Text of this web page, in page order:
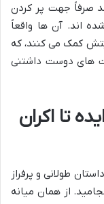
صرفاً جهت پر کردن
اند. آن ها واقعاً
کمک می کنند، که
های دوست داشتنی
تا اکران
طولانی و پرفراز
از همان میانه